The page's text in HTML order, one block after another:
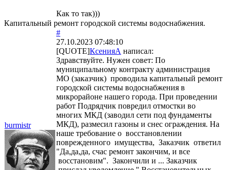
Как то так)))
Капитальный ремонт городской системы водоснабжения.
burmistr
#
27.10.2023 07:48:10
[QUOTE]КсенияА написал:
Здравствуйте. Нужен совет: По
муниципальному контракту администрация
МО (заказчик) проводила капитальный ремонт
городской системы водоснабжения в
микрорайоне нашего города. При проведении
работ Подрядчик повредил отмостки во
многих МКД (заводил сети под фундаменты
МКД), размесил газоны и снес ограждения. На
наше требование о восстановлении
поврежденного имущества, Заказчик ответил
"Да,да,да, счас ремонт закончим, и все
восстановим". Закончили и ... Заказчик